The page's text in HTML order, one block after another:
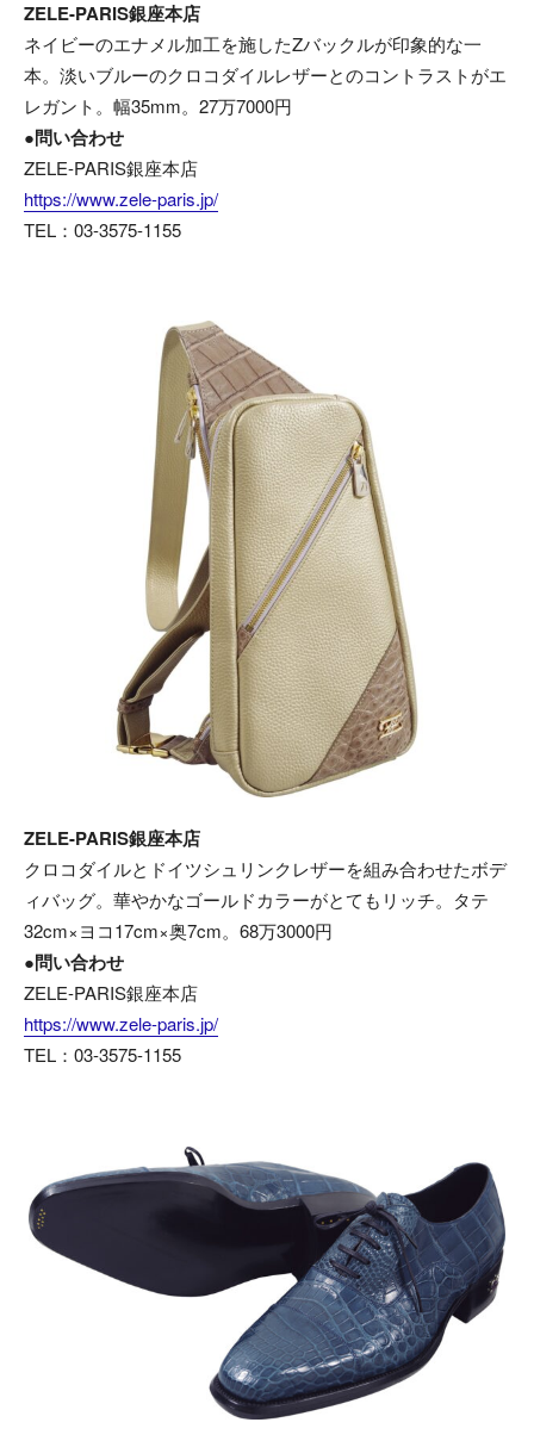
ZELE-PARIS銀座本店
ネイビーのエナメル加工を施したZバックルが印象的な一
本。淡いブルーのクロコダイルレザーとのコントラストがエ
レガント。幅35mm。27万7000円
●問い合わせ
ZELE-PARIS銀座本店
https://www.zele-paris.jp/
TEL：03-3575-1155
ZELE-PARIS銀座本店
クロコダイルとドイツシュリンクレザーを組み合わせたボデ
ィバッグ。華やかなゴールドカラーがとてもリッチ。タテ
32cm×ヨコ17cm×奥7cm。68万3000円
●問い合わせ
ZELE-PARIS銀座本店
https://www.zele-paris.jp/
TEL：03-3575-1155